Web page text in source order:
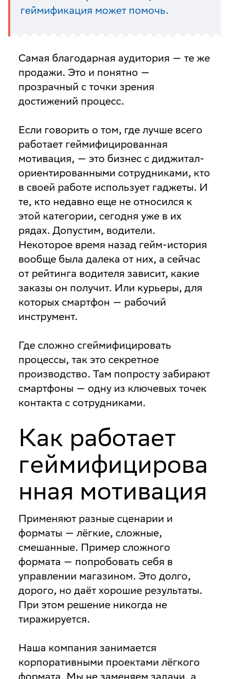
геймификация может помочь.
Самая благодарная аудитория — те же
продажи. Это и понятно —
прозрачный с точки зрения
достижений процесс.
Если говорить о том, где лучше всего
работает геймифицированная
мотивация, — это бизнес с диджитал-
ориентированными сотрудниками, кто
в своей работе использует гаджеты. И
те, кто недавно еще не относился к
этой категории, сегодня уже в их
рядах. Допустим, водители.
Некоторое время назад гейм-история
вообще была далека от них, а сейчас
от рейтинга водителя зависит, какие
заказы он получит. Или курьеры, для
которых смартфон — рабочий
инструмент.
Где сложно сгеймифицировать
процессы, так это секретное
производство. Там попросту забирают
смартфоны — одну из ключевых точек
контакта с сотрудниками.
Как работает
геймифицирова
нная мотивация
Применяют разные сценарии и
форматы — лёгкие, сложные,
смешанные. Пример сложного
формата — попробовать себя в
управлении магазином. Это долго,
дорого, но даёт хорошие результаты.
При этом решение никогда не
тиражируется.
Наша компания занимается
корпоративными проектами лёгкого
формата. Мы не заменяем задачи, а